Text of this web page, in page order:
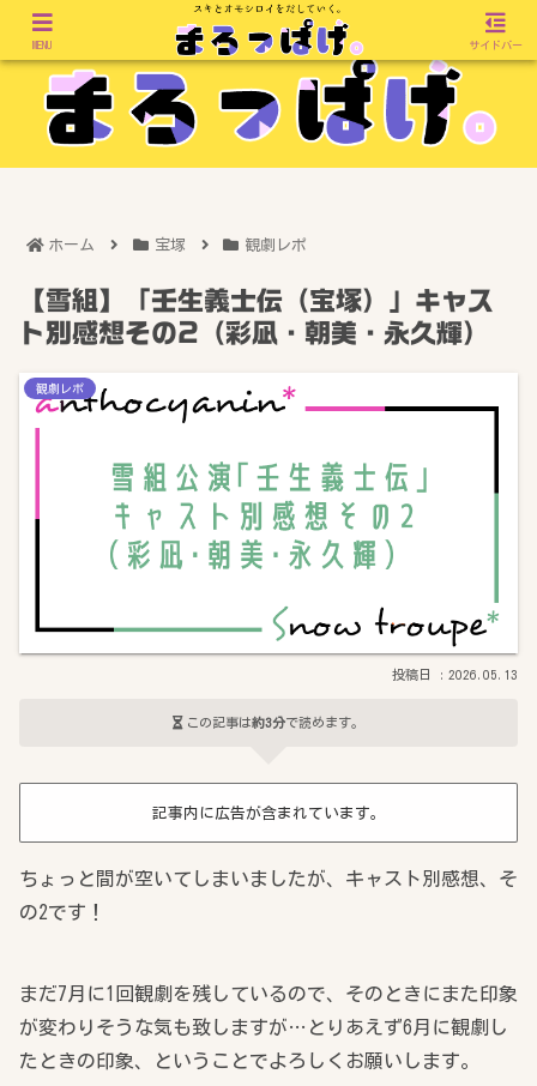
ホーム 宝塚 観劇レポ
【雪組】「壬生義士伝（宝塚）」キャス
ト別感想その2（彩凪・朝美・永久輝）
観劇レポ
2026.05.13
この記事は約3分で読めます。
記事内に広告が含まれています。
ちょっと間が空いてしまいましたが、キャスト別感想、そ
の2です！
まだ7月に1回観劇を残しているので、そのときにまた印象
が変わりそうな気も致しますが…とりあえず6月に観劇し
たときの印象、ということでよろしくお願いします。
MENU サイドバー